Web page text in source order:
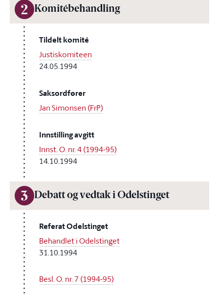
2 Komitébehandling
Tildelt komité
Justiskomiteen
24.05.1994
Saksordfører
Jan Simonsen (FrP)
Innstilling avgitt
Innst. O. nr. 4 (1994-95)
14.10.1994
3 Debatt og vedtak i Odelstinget
Referat Odelstinget
Behandlet i Odelstinget
31.10.1994
Besl. O. nr. 7 (1994-95)